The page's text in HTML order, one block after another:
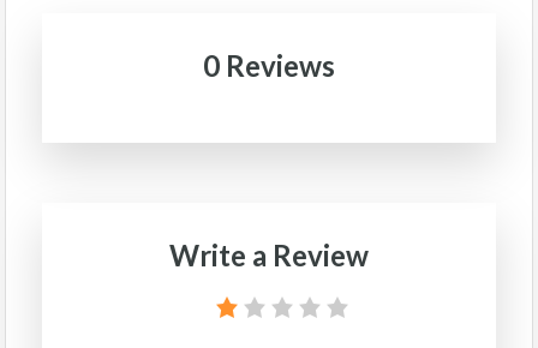
0 Reviews
Write a Review